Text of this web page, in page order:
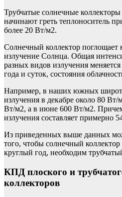
Трубчатые солнечные
начинают греть теплоноситель
более 20 Вт/м2.
Солнечный коллектор поглощает
излучение Солнца. Общая
разных видов излучения
года и суток, состояния
Например, в наших южных
излучения в декабре около 80 Вт/
Вт/м2, а в июне 600 Вт/м2.
излучения составляет примерно
Из приведенных выше данных
того, чтобы солнечный
круглый год, необходим
КПД плоского и
коллекторов